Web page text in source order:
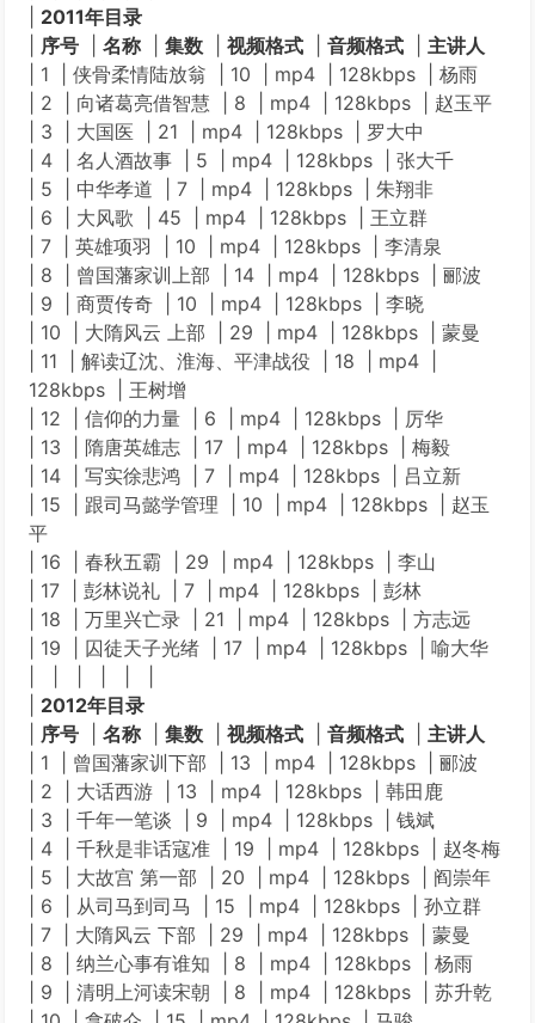
2011年目录
序号 名称 集数 视频格式 音频格式
主讲人
| 1 | 侠骨柔情陆放翁 | 10 | mp4 | 128kbps | 杨雨
| 2 | 向诸葛亮借智慧 | 8 | mp4 | 128kbps | 赵玉平
| 3 | 大国医 | 21 | mp4 | 128kbps | 罗大中
| 4 | 名人酒故事 | 5 | mp4 | 128kbps | 张大千
| 5 | 中华孝道 | 7 | mp4 | 128kbps | 朱翔非
| 6 | 大风歌 | 45 | mp4 | 128kbps | 王立群
| 7 | 英雄项羽 | 10 | mp4 | 128kbps | 李清泉
| 8 | 曾国藩家训上部 | 14 | mp4 | 128kbps | 郦波
| 9 | 商贾传奇 | 10 | mp4 | 128kbps | 李晓
| 10 | 大隋风云 上部 | 29 | mp4 | 128kbps | 蒙曼
| 11 | 解读辽沈、淮海、平津战役 | 18 | mp4 |
128kbps | 王树增
| 12 | 信仰的力量 | 6 | mp4 | 128kbps | 厉华
| 13 | 隋唐英雄志 | 17 | mp4 | 128kbps | 梅毅
| 14 | 写实徐悲鸿 | 7 | mp4 | 128kbps | 吕立新
| 15 | 跟司马懿学管理 | 10 | mp4 | 128kbps | 赵玉
平
| 16 | 春秋五霸 | 29 | mp4 | 128kbps | 李山
| 17 | 彭林说礼 | 7 | mp4 | 128kbps | 彭林
| 18 | 万里兴亡录 | 21 | mp4 | 128kbps | 方志远
| 19 | 囚徒天子光绪 | 17 | mp4 | 128kbps | 喻大华
2012年目录
序号 名称 集数 视频格式 音频格式
主讲人
| 1 | 曾国藩家训下部 | 13 | mp4 | 128kbps | 郦波
| 2 | 大话西游 | 13 | mp4 | 128kbps | 韩田鹿
| 3 | 千年一笔谈 | 9 | mp4 | 128kbps | 钱斌
| 4 | 千秋是非话寇准 | 19 | mp4 | 128kbps | 赵冬梅
| 5 | 大故宫 第一部 | 20 | mp4 | 128kbps | 阎崇年
| 6 | 从司马到司马 | 15 | mp4 | 128kbps | 孙立群
| 7 | 大隋风云 下部 | 29 | mp4 | 128kbps | 蒙曼
| 8 | 纳兰心事有谁知 | 8 | mp4 | 128kbps | 杨雨
| 9 | 清明上河读宋朝 | 8 | mp4 | 128kbps | 苏升乾